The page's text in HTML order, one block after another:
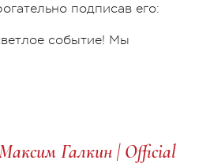
подписав его:
событие! Мы
Галкин | Official